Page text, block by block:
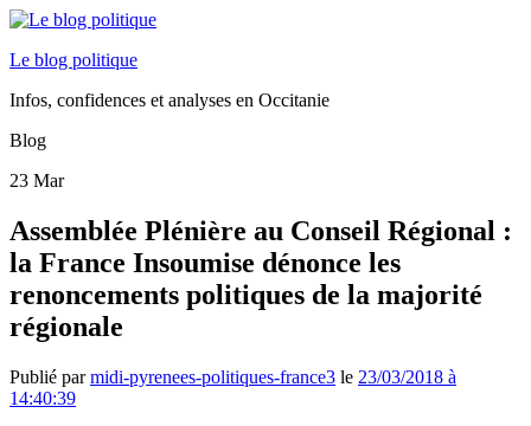
Le blog politique
Infos, confidences et analyses en Occitanie
Blog
23 Mar
Assemblée Plénière au Conseil Régional :
la France Insoumise dénonce les
renoncements politiques de la majorité
régionale
Publié parmidi-pyrenees-politiques-france3 le 23/03/2018 à
14:40:39